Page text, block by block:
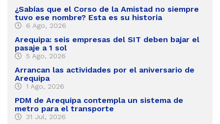
¿Sabías que el Corso de la Amistad no siempre
tuvo ese nombre? Esta es su historia
6 Ago, 2026
Arequipa: seis empresas del SIT deben bajar el
pasaje a 1 sol
5 Ago, 2026
Arrancan las actividades por el aniversario de
Arequipa
1 Ago, 2026
PDM de Arequipa contempla un sistema de
metro para el transporte
31 Jul, 2026